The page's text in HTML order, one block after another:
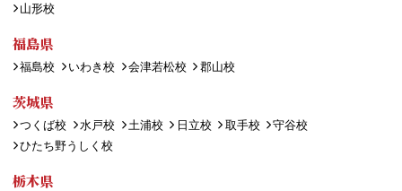
山形校
福島県
福島校 いわき校 会津若松校 郡山校
茨城県
つくば校 水戸校 土浦校 日立校 取手校
守谷校
ひたち野うしく校
栃木県